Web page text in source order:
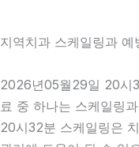
지역치과 스케일링과
2026년05월29일 20시
료 중 하나는 스케일링
20시32분 스케일링은